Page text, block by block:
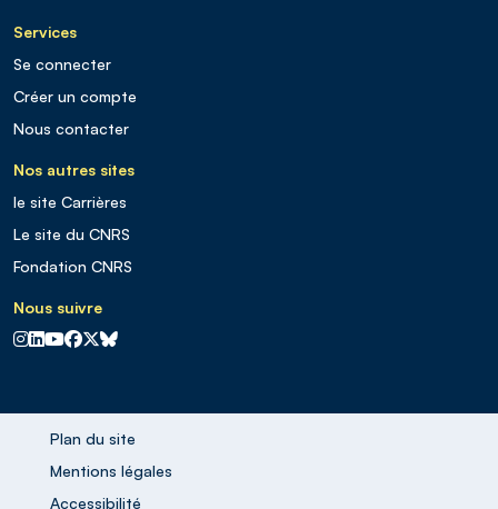
Services
Se connecter
Créer un compte
Nous contacter
Nos autres sites
le site Carrières
Le site du CNRS
Fondation CNRS
Nous suivre
CNRS sur Instagram
CNRS sur Linkedin
CNRS sur Youtube
CNRS sur Facebook
CNRS sur X
CNRS sur Blus sky
Plan du site
Mentions légales
Accessibilité